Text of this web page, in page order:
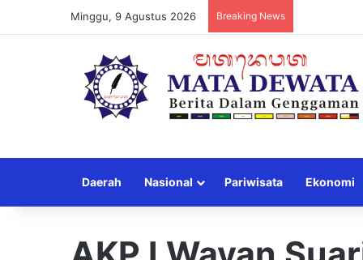
Minggu, 9 Agustus 2026 Breaking News
Daerah Nasional Pariwisata Ekonomi